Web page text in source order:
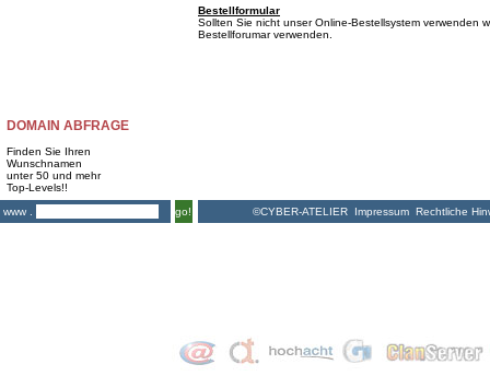
DOMAIN ABFRAGE
Finden Sie Ihren
Wunschnamen
unter 50 und mehr
Top-Levels!!
www .
go!
Bestellformular
Sollten Sie nicht unser Online-Bestellsystem verwenden
Bestellforumar verwenden.
©CYBER-ATELIER Impressum Rechtliche